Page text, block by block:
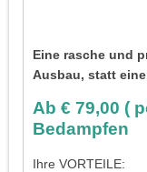
Eine rasche und
Ausbau, statt
Ab € 79,00 (
Bedampfen
Ihre VORTEILE: